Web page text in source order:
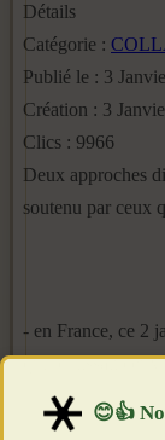
Détails
Catégorie :
Publié le : 3
Création : 3
Clics : 9966
Deux approches
soutenu par ceux
- en France, ce 2
qui punissait ceux